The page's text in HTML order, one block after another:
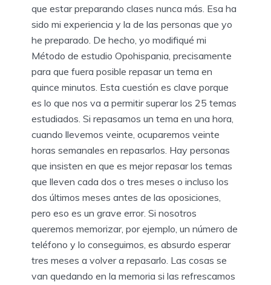
que estar preparando clases nunca más. Esa ha
sido mi experiencia y la de las personas que yo
he preparado. De hecho, yo modifiqué mi
Método de estudio Opohispania, precisamente
para que fuera posible repasar un tema en
quince minutos. Esta cuestión es clave porque
es lo que nos va a permitir superar los 25 temas
estudiados. Si repasamos un tema en una hora,
cuando llevemos veinte, ocuparemos veinte
horas semanales en repasarlos. Hay personas
que insisten en que es mejor repasar los temas
que lleven cada dos o tres meses o incluso los
dos últimos meses antes de las oposiciones,
pero eso es un grave error. Si nosotros
queremos memorizar, por ejemplo, un número de
teléfono y lo conseguimos, es absurdo esperar
tres meses a volver a repasarlo. Las cosas se
van quedando en la memoria si las refrescamos